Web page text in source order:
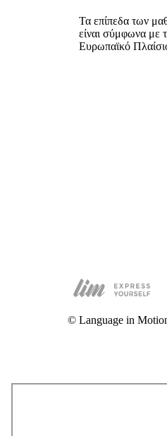
Τα επίπεδα των
είναι σύμφωνα με
Ευρωπαϊκό
© Language in